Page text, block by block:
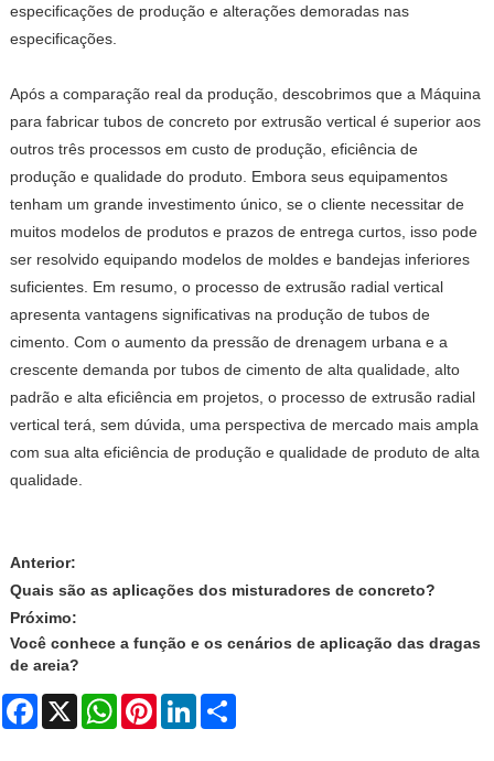
especificações de produção e alterações demoradas nas
especificações.
Após a comparação real da produção, descobrimos que a Máquina
para fabricar tubos de concreto por extrusão vertical é superior aos
outros três processos em custo de produção, eficiência de
produção e qualidade do produto. Embora seus equipamentos
tenham um grande investimento único, se o cliente necessitar de
muitos modelos de produtos e prazos de entrega curtos, isso pode
ser resolvido equipando modelos de moldes e bandejas inferiores
suficientes. Em resumo, o processo de extrusão radial vertical
apresenta vantagens significativas na produção de tubos de
cimento. Com o aumento da pressão de drenagem urbana e a
crescente demanda por tubos de cimento de alta qualidade, alto
padrão e alta eficiência em projetos, o processo de extrusão radial
vertical terá, sem dúvida, uma perspectiva de mercado mais ampla
com sua alta eficiência de produção e qualidade de produto de alta
qualidade.
Anterior:
Quais são as aplicações dos misturadores de concreto?
Próximo:
Você conhece a função e os cenários de aplicação das dragas
de areia?
Facebook
X WhatsAppPinterestLinkedIn